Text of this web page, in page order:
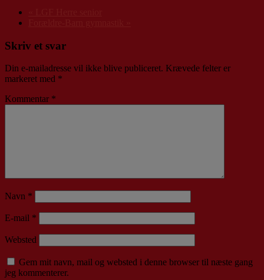
Skriv et svar
Din e-mailadresse vil ikke blive publiceret. Krævede felter er
markeret med *
Kommentar *
Navn *
E-mail *
Websted
Gem mit navn, mail og websted i denne browser til næste gang
jeg kommenterer.